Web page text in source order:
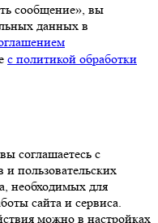
сообщение», вы
данных в
с политикой обработки
соглашаетесь с
и пользовательских
необходимых для
сайта и сервиса.
можно в настройках